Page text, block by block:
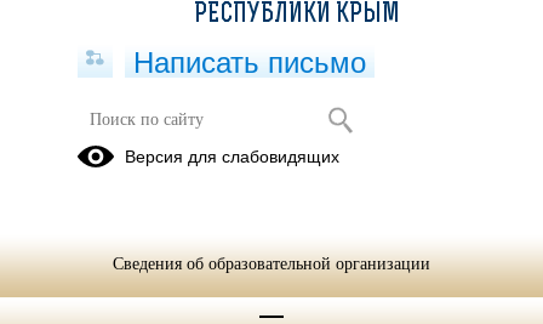
ГИА-2026
Информационный
РЕСПУБЛИКИ КРЫМ
Написать письмо
Версия для слабовидящих
Сведения об образовательной организации